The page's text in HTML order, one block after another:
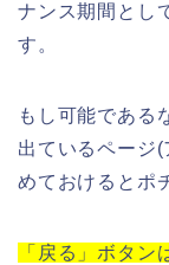
ナンス期間とし
す。
もし可能である
出ているページ
めておけるとポ
「戻る」ボタ